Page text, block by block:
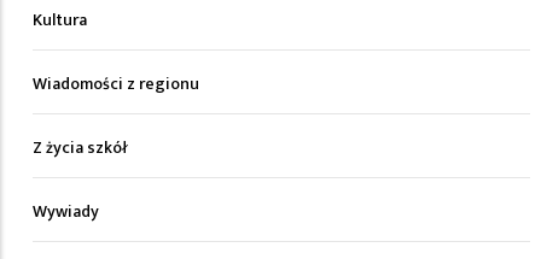
Kultura
Wiadomości z regionu
Z życia szkół
Wywiady